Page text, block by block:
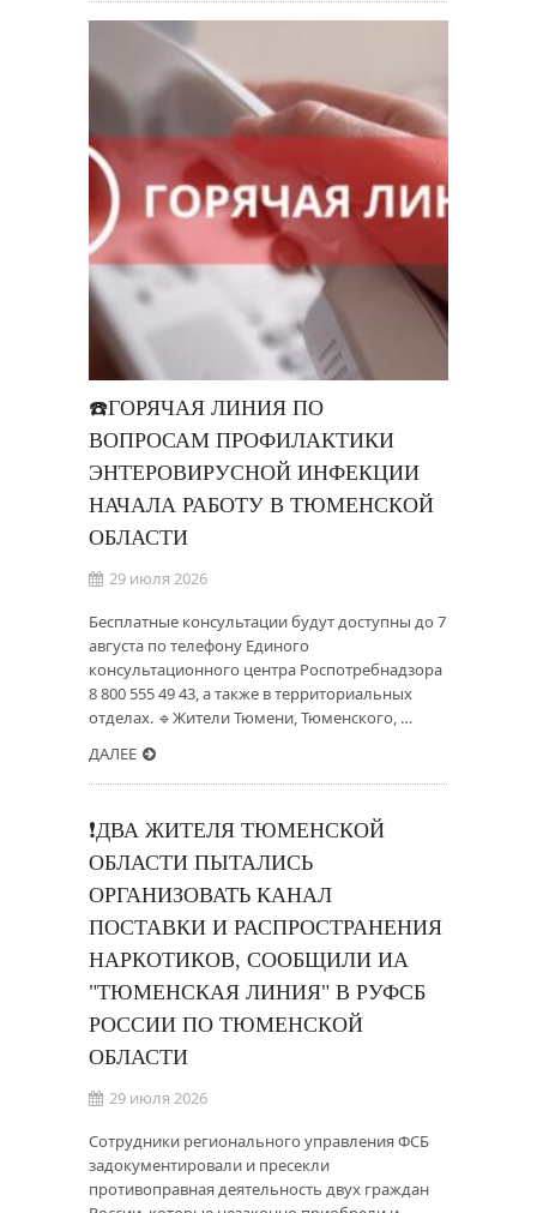
☎️ГОРЯЧАЯ ЛИНИЯ ПО
ВОПРОСАМ ПРОФИЛАКТИКИ
ЭНТЕРОВИРУСНОЙ ИНФЕКЦИИ
НАЧАЛА РАБОТУ В ТЮМЕНСКОЙ
ОБЛАСТИ
29 июля 2026
Бесплатные консультации будут доступны до 7
августа по телефону Единого
консультационного центра Роспотребнадзора
8 800 555 49 43, а также в территориальных
отделах. 🔹Жители Тюмени, Тюменского, …
ДАЛЕЕ
❗️ДВА ЖИТЕЛЯ ТЮМЕНСКОЙ
ОБЛАСТИ ПЫТАЛИСЬ
ОРГАНИЗОВАТЬ КАНАЛ
ПОСТАВКИ И РАСПРОСТРАНЕНИЯ
НАРКОТИКОВ, СООБЩИЛИ ИА
"ТЮМЕНСКАЯ ЛИНИЯ" В РУФСБ
РОССИИ ПО ТЮМЕНСКОЙ
ОБЛАСТИ
29 июля 2026
Сотрудники регионального управления ФСБ
задокументировали и пресекли
противоправная деятельность двух граждан